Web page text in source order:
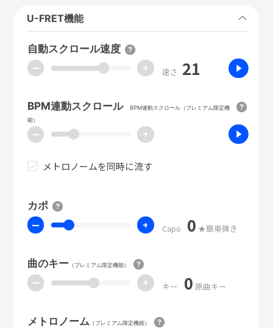
U-FRET機能
自動スクロール速度
ー + 速さ 21
BPM連動スクロール
BPM連動スクロール（プレミアム限定機
能）
ー +
メトロノームを同時に流す
カポ
ー + Capo 0 ★簡単弾き
曲のキー（プレミアム限定機能）
ー + キー 0 原曲キー
メトロノーム （プレミアム限定機能）